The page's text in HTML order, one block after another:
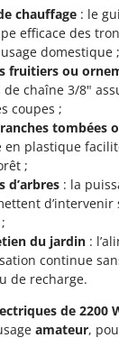
chauffage : le
efficace des
domestique ;
fruitiers ou
chaîne 3/8"
coupes ;
tombées
en plastique
;
d’arbres : la
d’intervenir
du jardin :
continue
de recharge.
de 2200
amateur,